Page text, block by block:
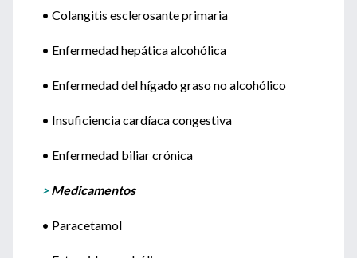
• Colangitis esclerosante primaria
• Enfermedad hepática alcohólica
• Enfermedad del hígado graso no alcohólico
• Insuficiencia cardíaca congestiva
• Enfermedad biliar crónica
>Medicamentos
• Paracetamol